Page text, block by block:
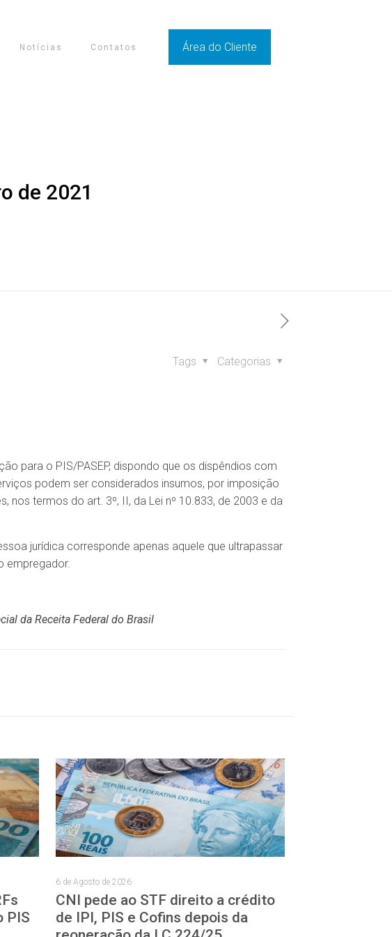
Notícias Contatos Área do Cliente
de 2021
Categorias
Tags
para o PIS/PASEP, dispondo que os dispêndios com
podem ser considerados insumos, por imposição
termos do art. 3º, II, da Lei nº 10.833, de 2003 e da
jurídica corresponde apenas aquele que ultrapassar
empregador.
da Receita Federal do Brasil
PIS
6 de Agosto de 2026
CNI pede ao STF direito a crédito
de IPI, PIS e Cofins depois da